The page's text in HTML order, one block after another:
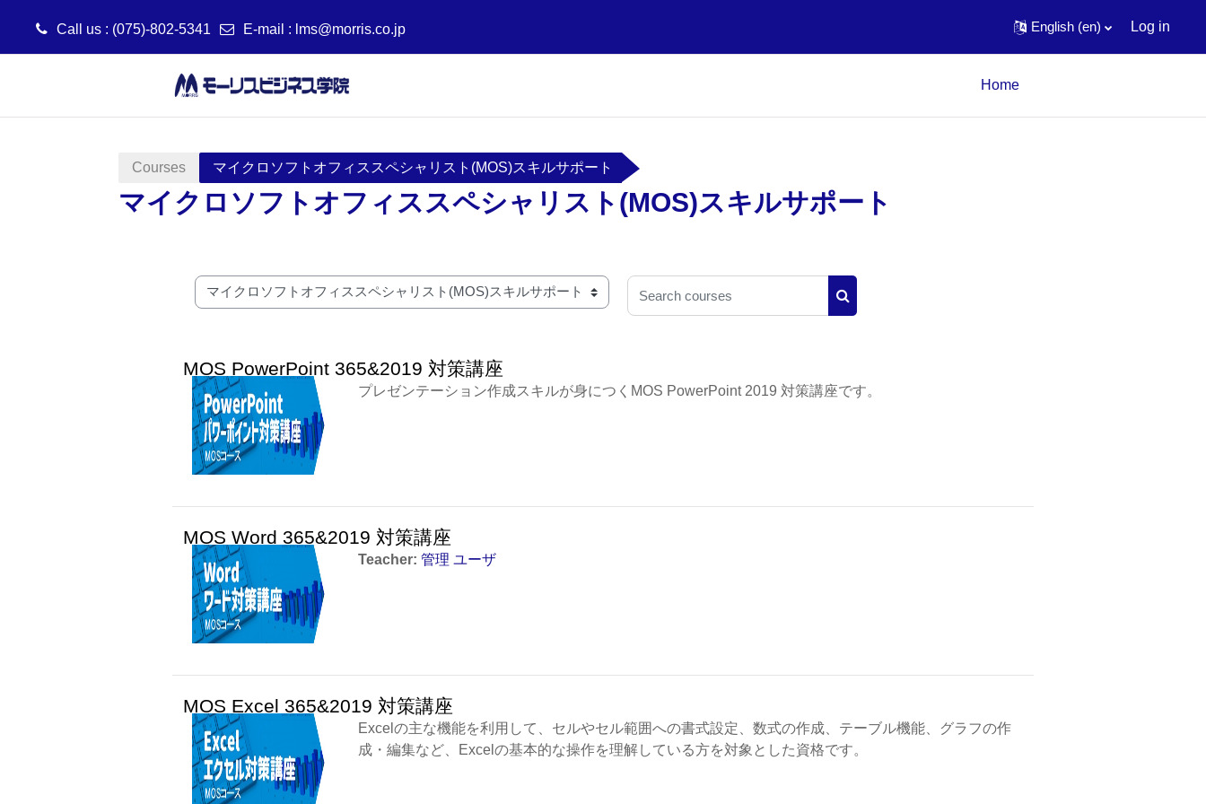
Call us : (075)-802-5341 E-mail : lms@morris.co.jp English ‎(en)‎ Log in
Home
Courses マイクロソフトオフィススペシャリスト(MOS)スキルサポート
マイクロソフトオフィススペシャリスト(MOS)スキルサポート
Course categories
Search courses
MOS PowerPoint 365&2019 対策講座
プレゼンテーション作成スキルが身につくMOS PowerPoint 2019 対策講座です。
MOS Word 365&2019 対策講座
Teacher: 管理 ユーザ
MOS Excel 365&2019 対策講座
Excel の主な機能を利用して、セルやセル範囲への書式設定、数式の作成、テーブル機能、グラフの作
成・編集など、
Excel の基本的な操作を理解している方を対象とした資格です。